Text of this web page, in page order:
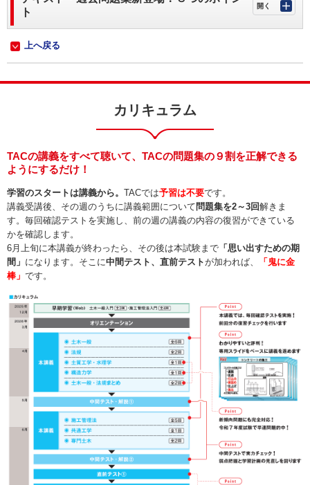
ト
上へ戻る
カリキュラム
TACの講義をすべて聴いて、TACの問題集の９割を正解できる
ようにするだけ！
学習のスタートは講義から。 TACでは予習は不要です。
講義受講後、その週のうちに講義範囲について 問題集を2～3回解きま
す。毎回確認テストを実施し、前の週の講義の内容の復習ができている
かを確認します。
6月上旬に本講義が終わったら、その後は本試験まで 「思い出すための期
間」 になります。そこに中間テスト、直前テストが加われば、
「鬼に金
棒」 です。